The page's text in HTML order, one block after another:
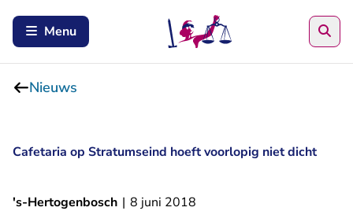
Menu
Nieuws
Cafetaria op Stratumseind hoeft voorlopig niet dicht
's-Hertogenbosch | 8 juni 2018